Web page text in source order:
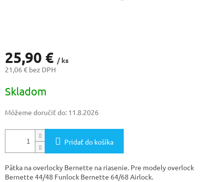
25,90 € / ks
21,06 € bez DPH
cena:
Skladom
Môžeme doručiť do: 11.8.2026
Pridať do košíka
Pätka na overlocky Bernette na riasenie. Pre modely overlock
Bernette 44/48 Funlock Bernette 64/68 Airlock.